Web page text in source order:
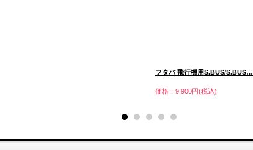
フタバ 飛行機用S.BUS/S.BUS…
価格：9,900円(税込)